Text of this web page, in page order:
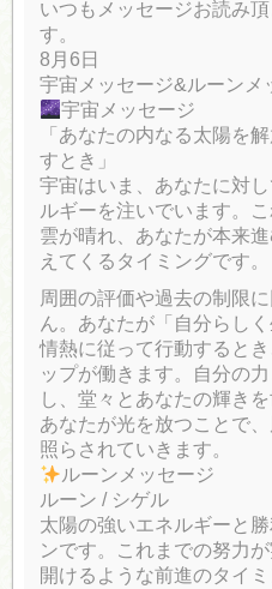
いつもメッセージお読み
す。
8月6日
宇宙メッセージ&ルーンメ
宇宙メッセージ
「あなたの内なる太陽を
すとき」
宇宙はいま、あなたに対
ルギーを注いでいます。
雲が晴れ、あなたが本来
えてくるタイミングです。
周囲の評価や過去の制限
ん。あなたが「自分らし
情熱に従って行動すると
ップが働きます。自分の
し、堂々とあなたの輝き
あなたが光を放つことで
照らされていきます。
ルーンメッセージ
ルーン / シゲル
太陽の強いエネルギーと
ンです。これまでの努力
開けるような前進のタイ